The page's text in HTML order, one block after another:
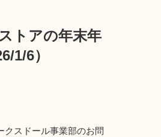
トアの年末年
1/6）
クスドール事業部のお問